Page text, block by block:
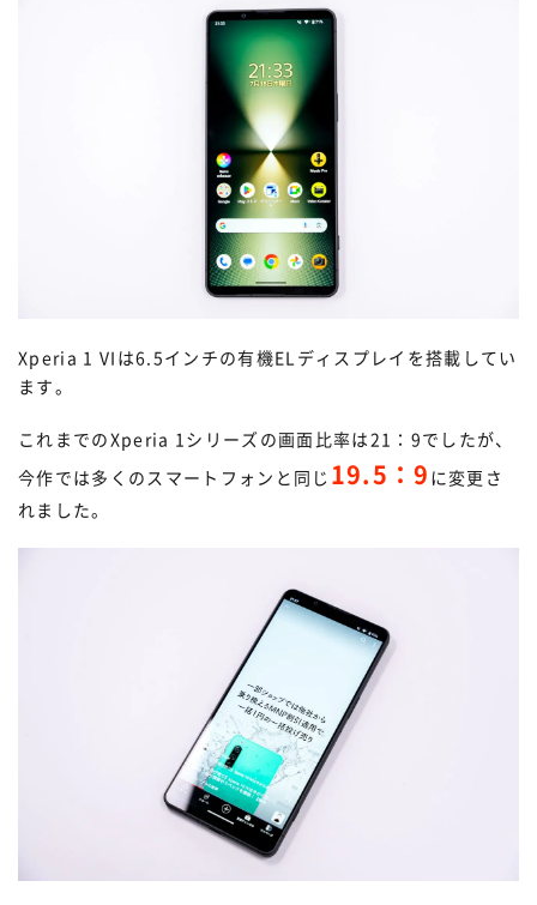
Xperia 1 VIは6.5インチの有機ELディスプレイを搭載してい
ます。
これまでのXperia 1シリーズの画面比率は21：9でしたが、
今作では多くのスマートフォンと同じ 19.5：9 に変更さ
れました。